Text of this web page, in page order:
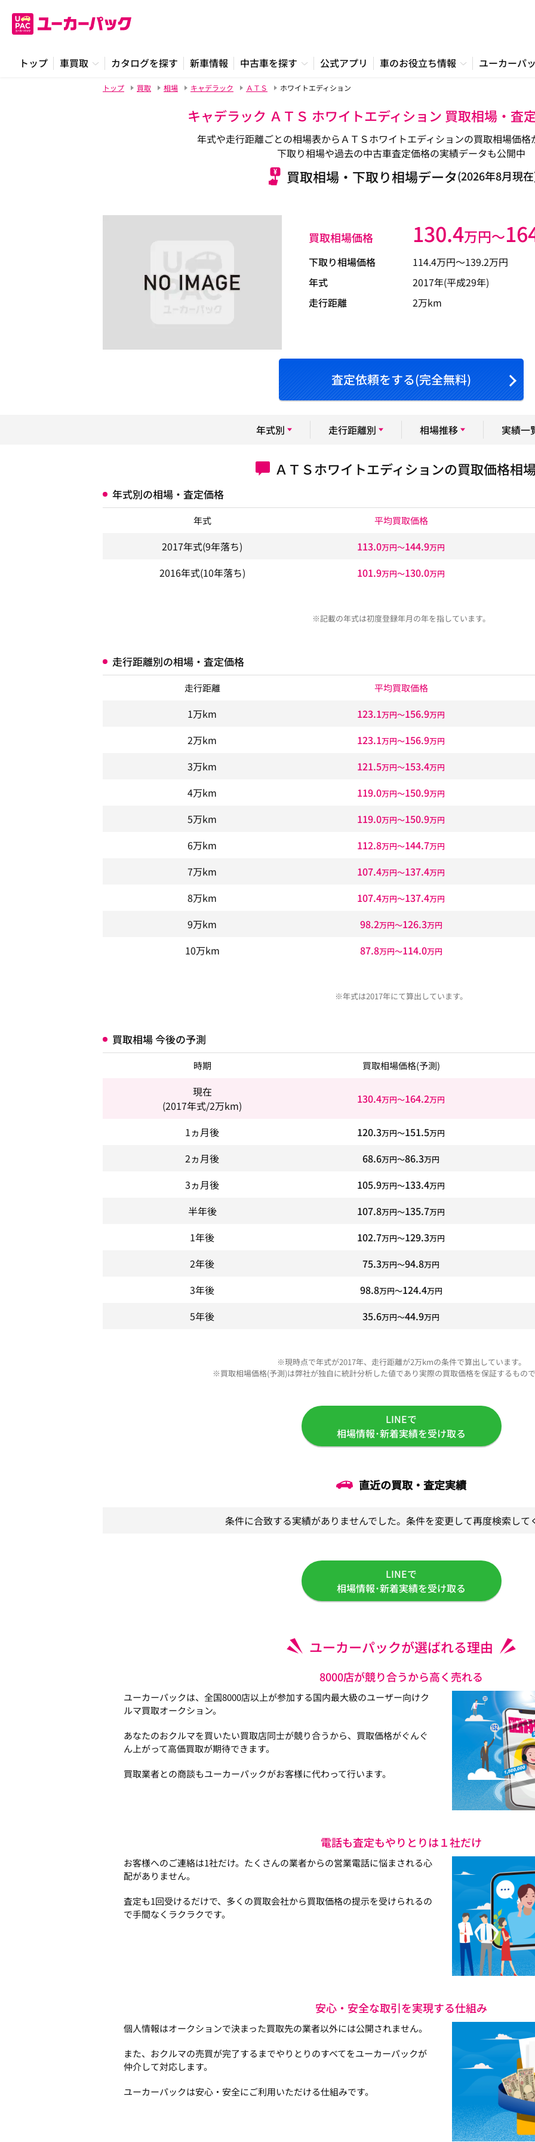
トップ 車買取 カタログを探す 新車情報 中古車を探す 公式アプリ 車のお役立ち情報 ユーカーパ
トップ 買取 相場 キャデラック ＡＴＳ ホワイトエディション
キャデラック ＡＴＳ ホワイトエディション 買取相場・査
年式や走行距離ごとの相場表からＡＴＳホワイトエディションの買取相場価格
下取り相場や過去の中古車査定価格の実績データも公開中
買取相場・下取り相場データ(2026年8月現
買取相場価格 130.4万円〜
下取り相場価格 114.4万円〜139.2万円
年式
2017年(平成29年)
走行距離
2万km
査定依頼をする(完全無料)
年式別 走行距離別 相場推移 実績一
ＡＴＳホワイトエディションの買取価格相
年式別の相場・査定価格
年式 平均買取価格
2017年式(9年落ち) 113.0万円〜144.9万円
2016年式(10年落ち) 101.9万円〜130.0万円
※記載の年式は初度登録年月の年を指しています。
走行距離別の相場・査定価格
走行距離 平均買取価格
1万km 123.1万円〜156.9万円
2万km 123.1万円〜156.9万円
3万km 121.5万円〜153.4万円
4万km 119.0万円〜150.9万円
5万km 119.0万円〜150.9万円
6万km 112.8万円〜144.7万円
7万km 107.4万円〜137.4万円
8万km 107.4万円〜137.4万円
9万km 98.2万円〜126.3万円
10万km 87.8万円〜114.0万円
※年式は2017年にて算出しています。
買取相場 今後の予測
時期 買取相場価格(予測)
現在
(2017年式/2万km)
130.4万円〜164.2万円
1ヵ月後 120.3万円〜151.5万円
2ヵ月後 68.6万円〜86.3万円
3ヵ月後 105.9万円〜133.4万円
半年後 107.8万円〜135.7万円
1年後 102.7万円〜129.3万円
2年後 75.3万円〜94.8万円
3年後 98.8万円〜124.4万円
5年後 35.6万円〜44.9万円
※現時点で年式が2017年、走行距離が2万kmの条件で算出しています。
※買取相場価格(予測)は弊社が独自に統計分析した値であり実際の買取価格を保証するもので
LINEで
相場情報･新着実績を受け取る
直近の買取・査定実績
条件に合致する実績がありませんでした。条件を変更して再度検索して
LINEで
相場情報･新着実績を受け取る
ユーカーパックが選ばれる理由
8000店が競り合うから高く売れる
ユーカーパックは、全国8000店以上が参加する国内最大級のユーザー向けク
ルマ買取オークション。
あなたのおクルマを買いたい買取店同士が競り合うから、買取価格がぐんぐ
ん上がって高価買取が期待できます。
買取業者との商談もユーカーパックがお客様に代わって行います。
電話も査定もやりとりは１社だけ
お客様へのご連絡は1社だけ。たくさんの業者からの営業電話に悩まされる心
配がありません。
査定も1回受けるだけで、多くの買取会社から買取価格の提示を受けられるの
で手間なくラクラクです。
安心・安全な取引を実現する仕組み
個人情報はオークションで決まった買取先の業者以外には公開されません。
また、おクルマの売買が完了するまでやりとりのすべてをユーカーパックが
仲介して対応します。
ユーカーパックは安心・安全にご利用いただける仕組みです。